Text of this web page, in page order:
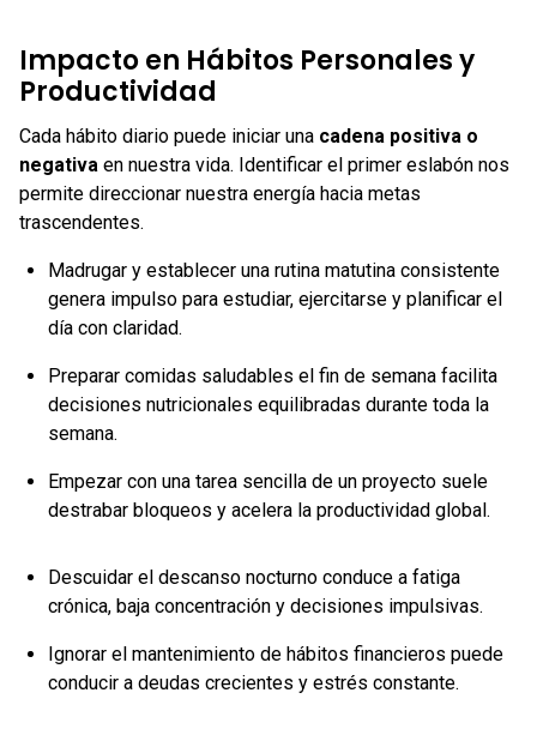
Impacto en Hábitos Personales y
Productividad
Cada hábito diario puede iniciar una cadena positiva o
negativa en nuestra vida. Identificar el primer eslabón nos
permite direccionar nuestra energía hacia metas
trascendentes.
Madrugar y establecer una rutina matutina consistente
genera impulso para estudiar, ejercitarse y planificar el
día con claridad.
Preparar comidas saludables el fin de semana facilita
decisiones nutricionales equilibradas durante toda la
semana.
Empezar con una tarea sencilla de un proyecto suele
destrabar bloqueos y acelera la productividad global.
Descuidar el descanso nocturno conduce a fatiga
crónica, baja concentración y decisiones impulsivas.
Ignorar el mantenimiento de hábitos financieros puede
conducir a deudas crecientes y estrés constante.